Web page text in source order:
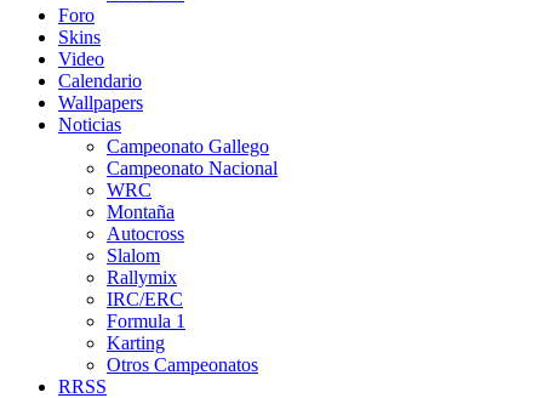
Foro
Skins
Video
Calendario
Wallpapers
Noticias
Campeonato Gallego
Campeonato Nacional
WRC
Montaña
Autocross
Slalom
Rallymix
IRC/ERC
Formula 1
Karting
Otros Campeonatos
RRSS